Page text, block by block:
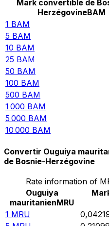
Mark convertible de
HerzégovineBAM
1 BAM
5 BAM
10 BAM
25 BAM
50 BAM
100 BAM
500 BAM
1 000 BAM
5 000 BAM
10 000 BAM
Convertir Ouguiya
de Bosnie-Herzégovine
Rate information of
Ouguiya
mauritanienMRU
1 MRU